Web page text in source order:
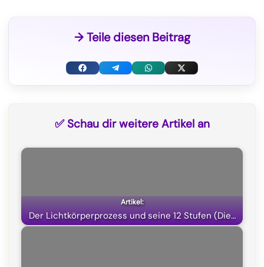
→ Teile diesen Beitrag
F
o
k
T
a
m
W
p
p
X
T
t
e
✅ Schau dir weitere Artikel an
Der Lichtkörperprozess und seine 12 Stufen (Die…